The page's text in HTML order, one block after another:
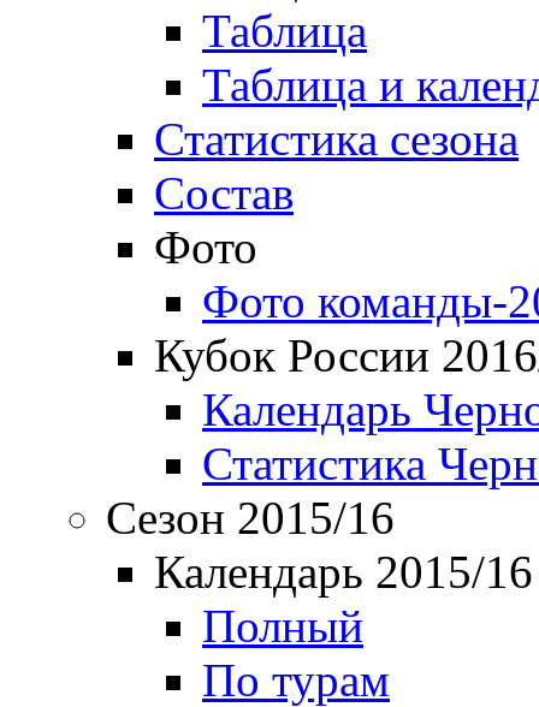
Таблица
Таблица и
Статистика сезона
Состав
Фото
Фото команды-
Кубок России
Календарь
Статистика
Сезон 2015/16
Календарь 2015/16
Полный
По турам